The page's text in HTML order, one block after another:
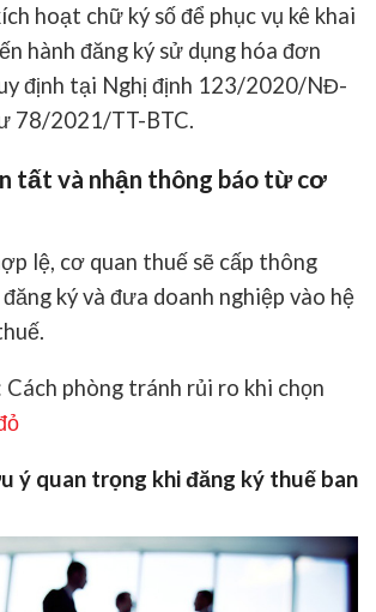
hoạt chữ ký số để phục vụ kê khai
hành đăng ký sử dụng hóa đơn
định tại Nghị định 123/2020/NĐ-
78/2021/TT-BTC.
tất và nhận thông báo từ cơ
lệ, cơ quan thuế sẽ cấp thông
ký và đưa doanh nghiệp vào hệ
Cách phòng tránh rủi ro khi chọn
ý quan trọng khi đăng ký thuế ban